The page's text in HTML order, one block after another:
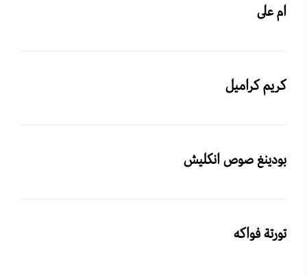
ام على
كريم كراميل
بودينغ صوص انكليش
تورتة فواكه